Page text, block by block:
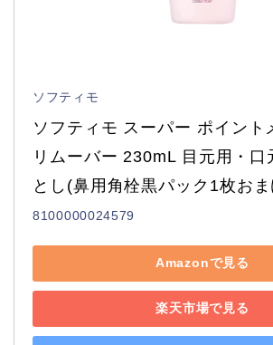
ソフティモ
ソフティモ スーパー ポイント
リムーバー 230mL 目元用・口
とし(鼻用角栓黒パック1枚お
8100000024579
Amazonで見る
楽天市場で見る